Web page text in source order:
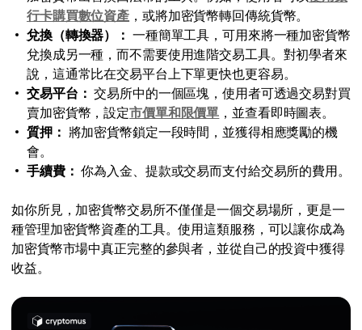
行卡購買數位資產 ，或將加密貨幣轉回傳統貨幣。
兌換（轉換器）： 一種簡單工具，可用來將一種加密貨幣
兌換成另一種，而不需要使用進階交易工具。對初學者來
說，這通常比在交易平台上下單更快也更容易。
交易平台： 交易所中的一個區塊，使用者可透過交易對買
賣加密貨幣，設定市價單和限價單 ，並查看即時圖表。
質押： 將加密貨幣鎖定一段時間，並獲得相應獎勵的機
會。
手續費： 你為入金、提款或交易而支付給交易所的費用。
如你所見，加密貨幣交易所不僅僅是一個交易場所，更是一
種管理加密貨幣資產的工具。使用這類服務，可以讓你成為
加密貨幣市場中真正完整的參與者，並從自己的投資中獲得
收益。